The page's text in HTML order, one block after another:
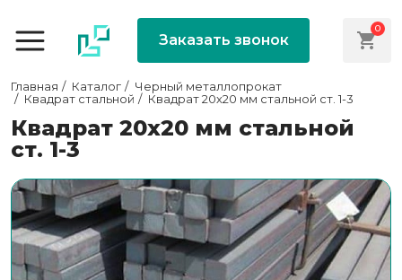
Заказать звонок
0
Главная Каталог
Черный металлопрокат
Квадрат стальной
Квадрат 20х20 мм стальной ст. 1-3
Квадрат 20х20 мм стальной
ст. 1-3